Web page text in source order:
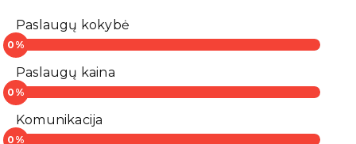
Paslaugų kokybė
Paslaugų kaina
Komunikacija